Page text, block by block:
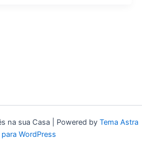
na sua Casa | Powered by Tema Astra
para WordPress